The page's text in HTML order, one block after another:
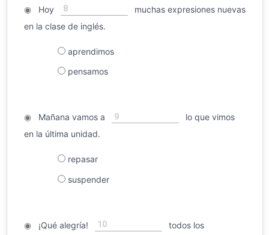
◉Hoy 8
muchas expresiones nuevas
en la clase de inglés.
aprendimos
pensamos
◉Mañana vamos a 9
lo que vimos
en la última unidad.
repasar
suspender
◉¡Qué alegría! 10 todos los